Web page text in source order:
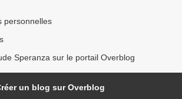
personnelles
Speranza sur le portail Overblog
un blog sur Overblog